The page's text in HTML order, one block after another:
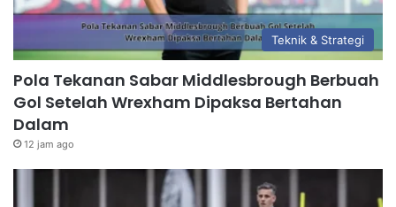
Teknik & Strategi
Pola Tekanan Sabar Middlesbrough Berbuah
Gol Setelah Wrexham Dipaksa Bertahan
Dalam
12 jam ago